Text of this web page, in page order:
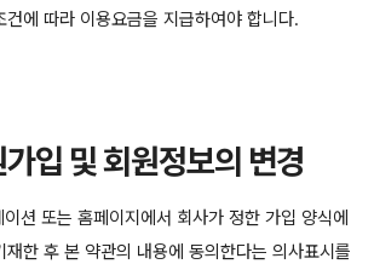
건에 따라 이용요금을 지급하여야 합니다.
입 및 회원정보의 변경
션 또는 홈페이지에서 회사가 정한 가입 양식에
재한 후 본 약관의 내용에 동의한다는 의사표시를